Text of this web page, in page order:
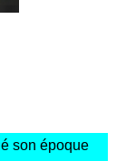
son époque